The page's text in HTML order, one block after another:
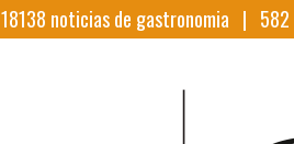
18138 noticias de gastronomia | 582